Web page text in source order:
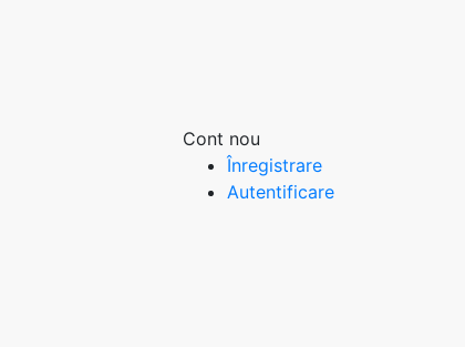
Cont nou
Înregistrare
Autentificare